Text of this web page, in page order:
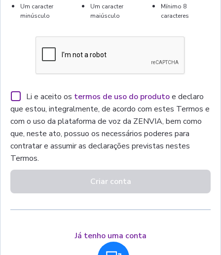
Um caracter
minúsculo
Um caracter
maiúsculo
Mínimo 8
caracteres
Li e aceito os termos de uso do produtoe declaro
que estou, integralmente, de acordo com estes Termos e
com o uso da plataforma de voz da ZENVIA, bem como
que, neste ato, possuo os necessários poderes para
contratar e assumir as declarações previstas nestes
Termos.
Criar conta
Já tenho uma conta